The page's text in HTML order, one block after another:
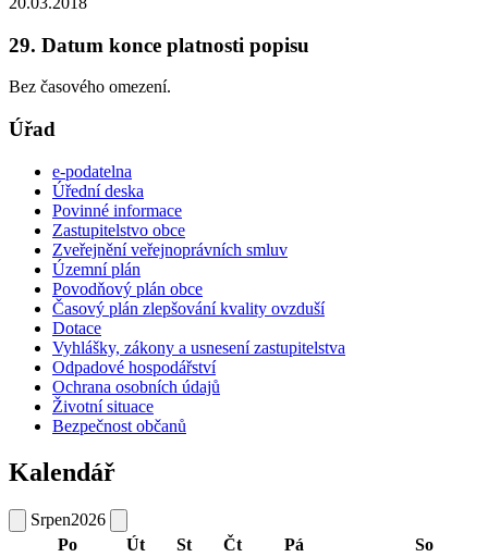
29. Datum konce platnosti popisu
Bez časového omezení.
Úřad
e-podatelna
Úřední deska
Povinné informace
Zastupitelstvo obce
Zveřejnění veřejnoprávních smluv
Územní plán
Povodňový plán obce
Časový plán zlepšování kvality ovzduší
Dotace
Vyhlášky, zákony a usnesení zastupitelstva
Odpadové hospodářství
Ochrana osobních údajů
Životní situace
Bezpečnost občanů
Kalendář
Srpen2026
Po
Út St Čt Pá
So